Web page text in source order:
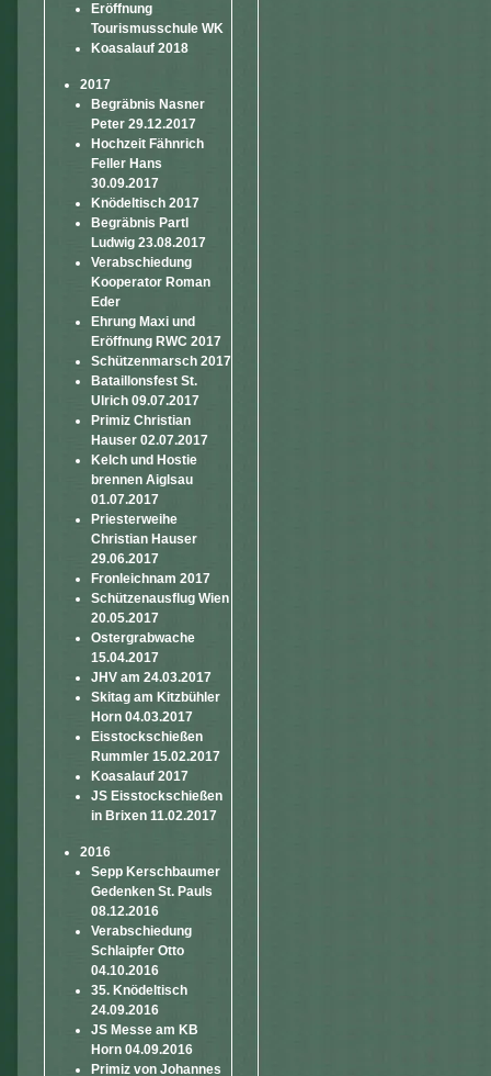
Eröffnung
Tourismusschule WK
Koasalauf 2018
2017
Begräbnis Nasner
Peter 29.12.2017
Hochzeit Fähnrich
Feller Hans
30.09.2017
Knödeltisch 2017
Begräbnis Partl
Ludwig 23.08.2017
Verabschiedung
Kooperator Roman
Eder
Ehrung Maxi und
Eröffnung RWC 2017
Schützenmarsch 2017
Bataillonsfest St.
Ulrich 09.07.2017
Primiz Christian
Hauser 02.07.2017
Kelch und Hostie
brennen Aiglsau
01.07.2017
Priesterweihe
Christian Hauser
29.06.2017
Fronleichnam 2017
Schützenausflug Wien
20.05.2017
Ostergrabwache
15.04.2017
JHV am 24.03.2017
Skitag am Kitzbühler
Horn 04.03.2017
Eisstockschießen
Rummler 15.02.2017
Koasalauf 2017
JS Eisstockschießen
in Brixen 11.02.2017
2016
Sepp Kerschbaumer
Gedenken St. Pauls
08.12.2016
Verabschiedung
Schlaipfer Otto
04.10.2016
35. Knödeltisch
24.09.2016
JS Messe am KB
Horn 04.09.2016
Primiz von Johannes